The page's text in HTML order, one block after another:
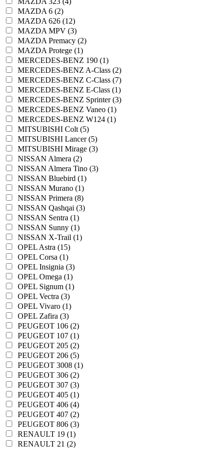
MAZDA 6 (2)
MAZDA 626 (12)
MAZDA MPV (3)
MAZDA Premacy (2)
MAZDA Protege (1)
MERCEDES-BENZ 190 (1)
MERCEDES-BENZ A-Class (2)
MERCEDES-BENZ C-Class (7)
MERCEDES-BENZ E-Class (1)
MERCEDES-BENZ Sprinter (3)
MERCEDES-BENZ Vaneo (1)
MERCEDES-BENZ W124 (1)
MITSUBISHI Colt (5)
MITSUBISHI Lancer (5)
MITSUBISHI Mirage (3)
NISSAN Almera (2)
NISSAN Almera Tino (3)
NISSAN Bluebird (1)
NISSAN Murano (1)
NISSAN Primera (8)
NISSAN Qashqai (3)
NISSAN Sentra (1)
NISSAN Sunny (1)
NISSAN X-Trail (1)
OPEL Astra (15)
OPEL Corsa (1)
OPEL Insignia (3)
OPEL Omega (1)
OPEL Signum (1)
OPEL Vectra (3)
OPEL Vivaro (1)
OPEL Zafira (3)
PEUGEOT 106 (2)
PEUGEOT 107 (1)
PEUGEOT 205 (2)
PEUGEOT 206 (5)
PEUGEOT 3008 (1)
PEUGEOT 306 (2)
PEUGEOT 307 (3)
PEUGEOT 405 (1)
PEUGEOT 406 (4)
PEUGEOT 407 (2)
PEUGEOT 806 (3)
RENAULT 19 (1)
RENAULT 21 (2)